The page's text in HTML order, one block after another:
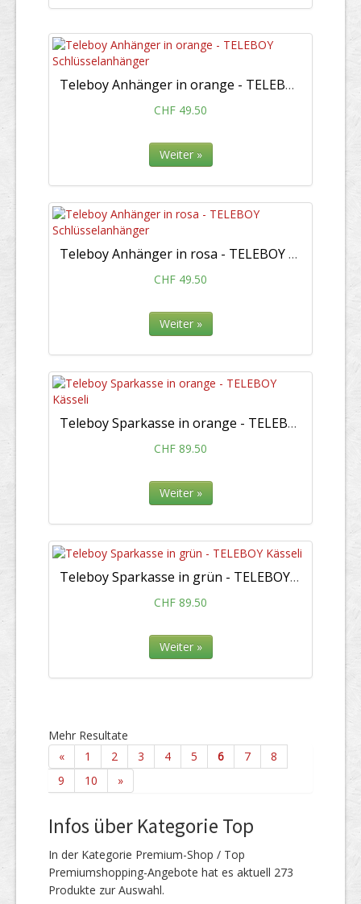
Teleboy Anhänger in orange - TELEBOY Schlüsselanhänger
CHF 49.50
Weiter »
Teleboy Anhänger in rosa - TELEBOY Schlüsselanhänger
CHF 49.50
Weiter »
Teleboy Sparkasse in orange - TELEBOY Kässeli
CHF 89.50
Weiter »
Teleboy Sparkasse in grün - TELEBOY Kässeli
CHF 89.50
Weiter »
Mehr Resultate
«
1 2 3 4 5 6 7
8
9
10 »
Infos über Kategorie Top
In der Kategorie Premium-Shop / Top
Premiumshopping-Angebote hat es aktuell 273
Produkte zur Auswahl.